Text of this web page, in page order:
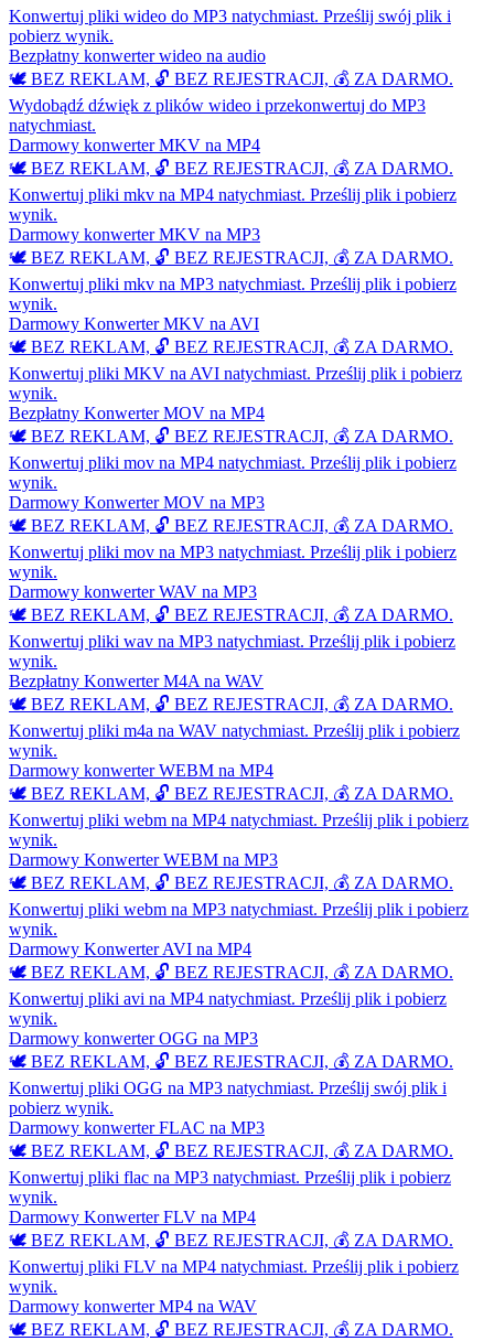
Konwertuj pliki wideo do MP3 natychmiast. Prześlij swój plik i
pobierz wynik.
Bezpłatny konwerter wideo na audio
🕊️ BEZ REKLAM, 🔓 BEZ REJESTRACJI, 💰 ZA DARMO.
Wydobądź dźwięk z plików wideo i przekonwertuj do MP3
natychmiast.
Darmowy konwerter MKV na MP4
🕊️ BEZ REKLAM, 🔓 BEZ REJESTRACJI, 💰 ZA DARMO.
Konwertuj pliki mkv na MP4 natychmiast. Prześlij plik i pobierz
wynik.
Darmowy konwerter MKV na MP3
🕊️ BEZ REKLAM, 🔓 BEZ REJESTRACJI, 💰 ZA DARMO.
Konwertuj pliki mkv na MP3 natychmiast. Prześlij plik i pobierz
wynik.
Darmowy Konwerter MKV na AVI
🕊️ BEZ REKLAM, 🔓 BEZ REJESTRACJI, 💰 ZA DARMO.
Konwertuj pliki MKV na AVI natychmiast. Prześlij plik i pobierz
wynik.
Bezpłatny Konwerter MOV na MP4
🕊️ BEZ REKLAM, 🔓 BEZ REJESTRACJI, 💰 ZA DARMO.
Konwertuj pliki mov na MP4 natychmiast. Prześlij plik i pobierz
wynik.
Darmowy Konwerter MOV na MP3
🕊️ BEZ REKLAM, 🔓 BEZ REJESTRACJI, 💰 ZA DARMO.
Konwertuj pliki mov na MP3 natychmiast. Prześlij plik i pobierz
wynik.
Darmowy konwerter WAV na MP3
🕊️ BEZ REKLAM, 🔓 BEZ REJESTRACJI, 💰 ZA DARMO.
Konwertuj pliki wav na MP3 natychmiast. Prześlij plik i pobierz
wynik.
Bezpłatny Konwerter M4A na WAV
🕊️ BEZ REKLAM, 🔓 BEZ REJESTRACJI, 💰 ZA DARMO.
Konwertuj pliki m4a na WAV natychmiast. Prześlij plik i pobierz
wynik.
Darmowy konwerter WEBM na MP4
🕊️ BEZ REKLAM, 🔓 BEZ REJESTRACJI, 💰 ZA DARMO.
Konwertuj pliki webm na MP4 natychmiast. Prześlij plik i pobierz
wynik.
Darmowy Konwerter WEBM na MP3
🕊️ BEZ REKLAM, 🔓 BEZ REJESTRACJI, 💰 ZA DARMO.
Konwertuj pliki webm na MP3 natychmiast. Prześlij plik i pobierz
wynik.
Darmowy Konwerter AVI na MP4
🕊️ BEZ REKLAM, 🔓 BEZ REJESTRACJI, 💰 ZA DARMO.
Konwertuj pliki avi na MP4 natychmiast. Prześlij plik i pobierz
wynik.
Darmowy konwerter OGG na MP3
🕊️ BEZ REKLAM, 🔓 BEZ REJESTRACJI, 💰 ZA DARMO.
Konwertuj pliki OGG na MP3 natychmiast. Prześlij swój plik i
pobierz wynik.
Darmowy konwerter FLAC na MP3
🕊️ BEZ REKLAM, 🔓 BEZ REJESTRACJI, 💰 ZA DARMO.
Konwertuj pliki flac na MP3 natychmiast. Prześlij plik i pobierz
wynik.
Darmowy Konwerter FLV na MP4
🕊️ BEZ REKLAM, 🔓 BEZ REJESTRACJI, 💰 ZA DARMO.
Konwertuj pliki FLV na MP4 natychmiast. Prześlij plik i pobierz
wynik.
Darmowy konwerter MP4 na WAV
🕊️ BEZ REKLAM, 🔓 BEZ REJESTRACJI, 💰 ZA DARMO.